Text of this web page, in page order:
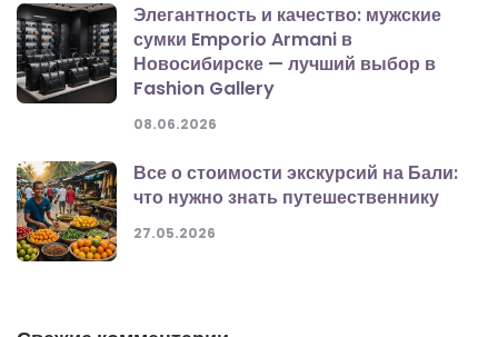
Элегантность и качество: мужские
сумки Emporio Armani в
Новосибирске — лучший выбор в
Fashion Gallery
08.06.2026
Все о стоимости экскурсий на Бали:
что нужно знать путешественнику
27.05.2026